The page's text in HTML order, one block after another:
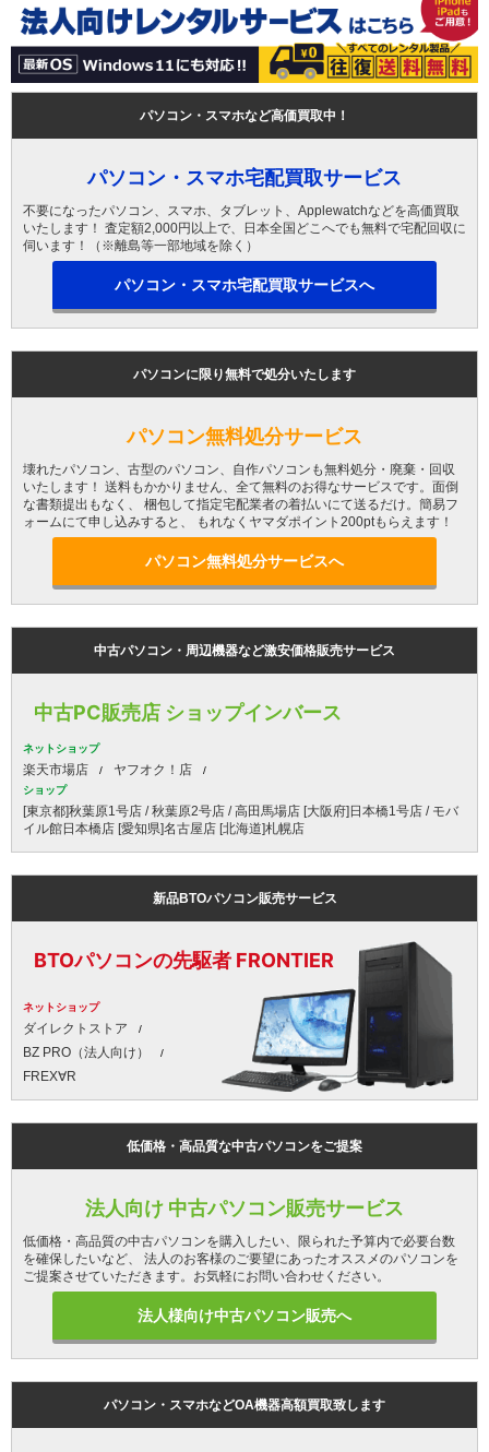
パソコン・スマホなど高価買取中！
パソコン・スマホ宅配買取サービス
不要になったパソコン、スマホ、タブレット、Applewatchなどを高価買取
いたします！ 査定額2,000円以上で、日本全国どこへでも無料で宅配回収に
伺います！（※離島等一部地域を除く）
パソコン・スマホ宅配買取サービスへ
パソコンに限り無料で処分いたします
パソコン無料処分サービス
壊れたパソコン、古型のパソコン、自作パソコンも無料処分・廃棄・回収
いたします！ 送料もかかりません、全て無料のお得なサービスです。面倒
な書類提出もなく、 梱包して指定宅配業者の着払いにて送るだけ。簡易フ
ォームにて申し込みすると、 もれなくヤマダポイント200ptもらえます！
パソコン無料処分サービスへ
中古パソコン・周辺機器など激安価格販売サービス
中古PC販売店 ショップインバース
ネットショップ
楽天市場店 ヤフオク！店
ショップ
[東京都]秋葉原1号店 / 秋葉原2号店 / 高田馬場店 [大阪府]日本橋1号店 / モバ
イル館日本橋店 [愛知県]名古屋店 [北海道]札幌店
新品BTOパソコン販売サービス
BTOパソコンの先駆者 FRONTIER
ネットショップ
ダイレクトストア
BZ PRO（法人向け）
FREX∀R
低価格・高品質な中古パソコンをご提案
法人向け 中古パソコン販売サービス
低価格・高品質の中古パソコンを購入したい、限られた予算内で必要台数
を確保したいなど、 法人のお客様のご要望にあったオススメのパソコンを
ご提案させていただきます。お気軽にお問い合わせください。
法人様向け中古パソコン販売へ
パソコン・スマホなどOA機器高額買取致します